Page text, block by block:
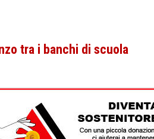
tra i banchi di scuola